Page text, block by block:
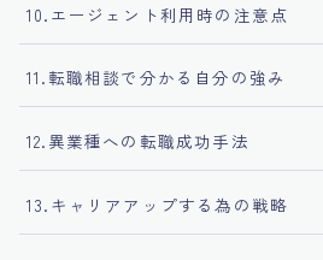
10.エージェント利用時の注意点
11.転職相談で分かる自分の強み
12.異業種への転職成功手法
13.キャリアアップする為の戦略